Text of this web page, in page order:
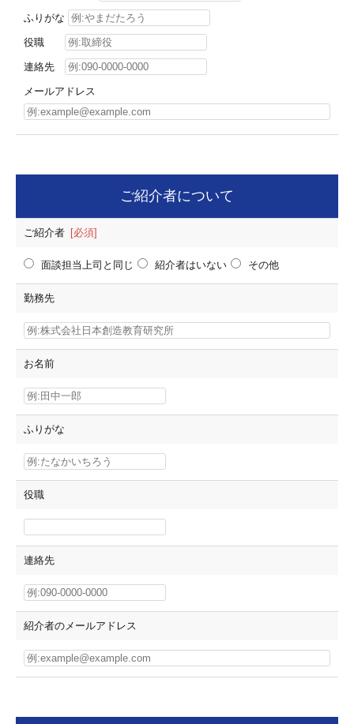
ふりがな
役職
連絡先
メールアドレス
ご紹介者について
ご紹介者 [必須]
面談担当上司と同じ 紹介者はいない その他
勤務先
お名前
ふりがな
役職
連絡先
紹介者のメールアドレス